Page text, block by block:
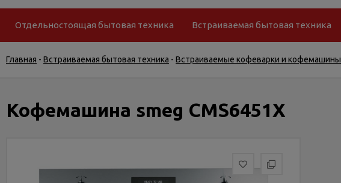
Отдельностоящая бытовая техника Встраиваемая бытовая техника
Главная - Встраиваемая бытовая техника - Встраиваемые кофеварки и кофемашины
Кофемашина smeg CMS6451X